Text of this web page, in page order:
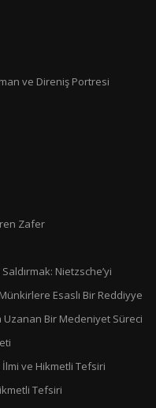
ve Direniş Portresi
Zafer
Nietzsche’yi
Esaslı Bir Reddiyye
Uzanan Bir Medeniyet Süreci
İlmi ve Hikmetli Tefsiri
Tefsiri